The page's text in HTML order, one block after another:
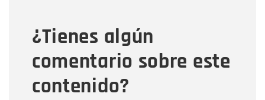
¿Tienes algún
comentario sobre este
contenido?
Mensaje